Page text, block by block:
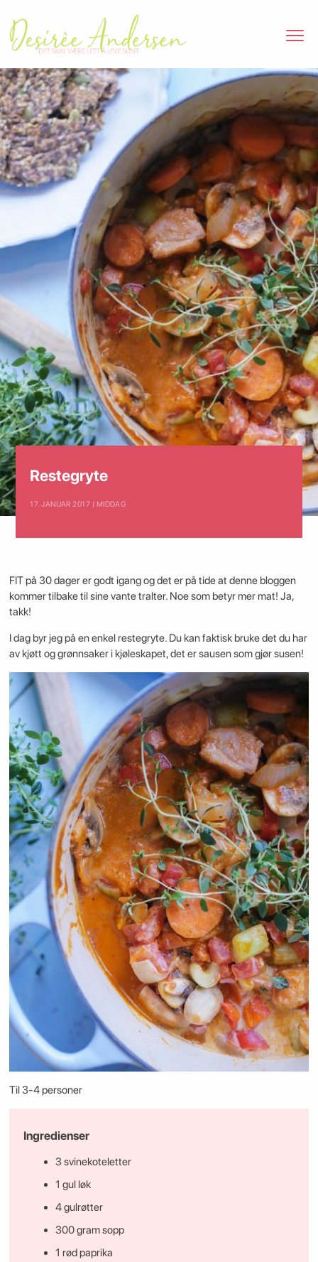
Restegryte
17. JANUAR 2017 | MIDDAG
FIT på 30 dager er godt igang og det er på tide at denne bloggen
kommer tilbake til sine vante tralter. Noe som betyr mer mat! Ja,
takk!
I dag byr jeg på en enkel restegryte. Du kan faktisk bruke det du har
av kjøtt og grønnsaker i kjøleskapet, det er sausen som gjør susen!
Til 3-4 personer
Ingredienser
3 svinekoteletter
1 gul løk
4 gulrøtter
300 gram sopp
1 rød paprika